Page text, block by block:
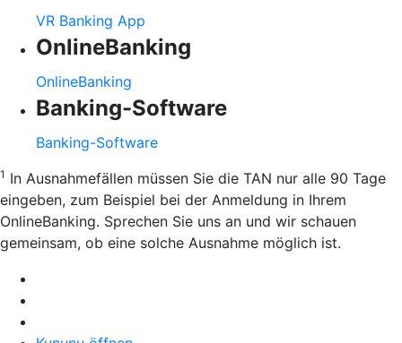
VR Banking App
OnlineBanking
OnlineBanking
Banking-Software
Banking-Software
1 In Ausnahmefällen müssen Sie die TAN nur alle 90 Tage
eingeben, zum Beispiel bei der Anmeldung in Ihrem
OnlineBanking. Sprechen Sie uns an und wir schauen
gemeinsam, ob eine solche Ausnahme möglich ist.